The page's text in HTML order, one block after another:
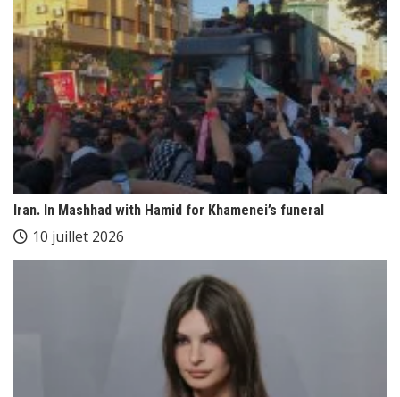
Iran. In Mashhad with Hamid for Khamenei’s funeral
10 juillet 2026